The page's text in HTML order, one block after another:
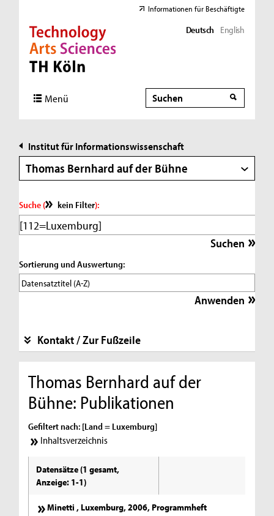
Direkt zur Hauptnavigation
Direkt zur Subnavigation
Direkt zum Inhalt
Direkt zum Fußbereich
Informationen für Beschäftigte
Deutsch English
Menü Suche
Suche
Institut für Informationswissenschaft
Thomas Bernhard auf der Bühne
Suche ( kein Filter):
Sortierung und Auswertung:
Kontakt / Zur Fußzeile
Thomas Bernhard auf der
Bühne: Publikationen
Gefiltert nach: [Land = Luxemburg]
Inhaltsverzeichnis
Datensätze (1 gesamt,
Anzeige: 1-1)
Minetti , Luxemburg, 2006, Programmheft